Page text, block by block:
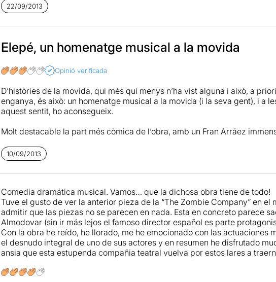
definits i amb vida pròpia, sense caure en cap moment en la
creacions és el personatge de la Toñi, la qual és totalment entranyable i
per Fran Arráez, el qual omple l'escenari amb només la seva presència.
del present, els quals aconsegueixen crear una gran complicitat a la sala.
incorporen als assistents a l'acció, produïnt-se situacions surrealistes,
m'agradaria fer menció al cartell de l'obra, el qual em sembla molt ben
perfecció l'esperit d'Elepé.
22/09/2013
Elepé, un homenatge musical a la movida
Opinió verificada
D’històries de la movida, qui més qui menys n’ha vist alguna i això, a
enganya, és això: un homenatge musical a la movida (i la seva gent), i a
aquest sentit, ho aconsegueix.
Molt destacable la part més còmica de l’obra, amb un Fran Arráez
Després d'un gran inici humorístic, l’obra decau una mica en la trama
veureThe Zombie Companyen acció i deixar-se en dur per la seva
10/09/2013
Comedia dramática musical. Vamos… que la dichosa obra tiene de todo!
Tuve el gusto de ver la anterior pieza de la “The Zombie Company” en
admitir que las piezas no se parecen en nada. Esta en concreto parece
Almodovar (sin ir más lejos el famoso director español es parte
Con la obra he reído, he llorado, me he emocionado con las actuaciones
el desnudo integral de uno de sus actores y en resumen he disfrutado
ansia que esta estupenda compañia teatral vuelva por estos lares a